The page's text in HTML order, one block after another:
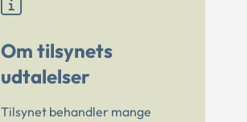
Om tilsynets
udtalelser
Tilsynet behandler mange